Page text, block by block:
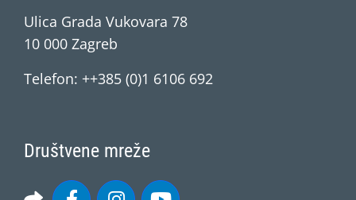
Ulica Grada Vukovara 78
10 000 Zagreb
Telefon: ++385 (0)1 6106 692
Društvene mreže